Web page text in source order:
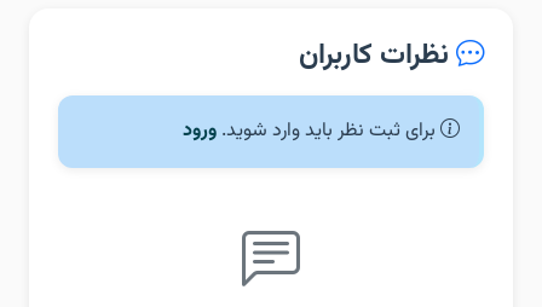
نظرات کاربران
برای ثبت نظر باید وارد شوید. ورود